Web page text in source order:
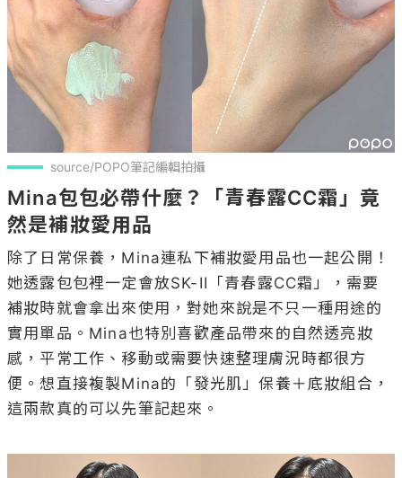
source/POPO筆記編輯拍攝
Mina包包必帶什麼？「青春露CC霜」竟
然是補妝愛用品
除了日常保養，Mina連私下補妝愛用品也一起公開！
她透露包包裡一定會放SK-II「青春露CC霜」，需要
補妝時就會拿出來使用，對她來說是不只一種用途的
實用單品。Mina也特別喜歡產品帶來的自然透亮妝
感，平常工作、移動或需要快速整理膚況時都很方
便。想直接複製Mina的「發光肌」保養＋底妝組合，
這兩款真的可以先筆記起來。